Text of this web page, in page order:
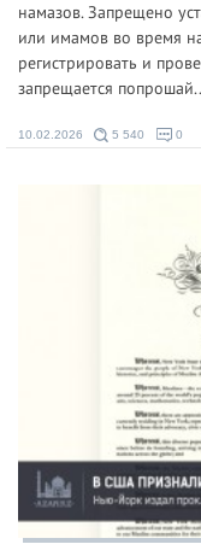
намазов. Запрещено
или имамов во время
регистрировать и
запрещается
10.02.2026 5 540 0